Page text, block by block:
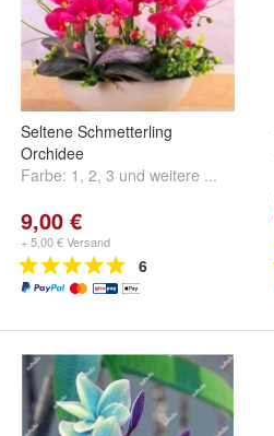
Seltene Schmetterling
Orchidee
Farbe: 1 , 2, 3 und weitere ...
9,00 €
+ 5,00 € Versand
6